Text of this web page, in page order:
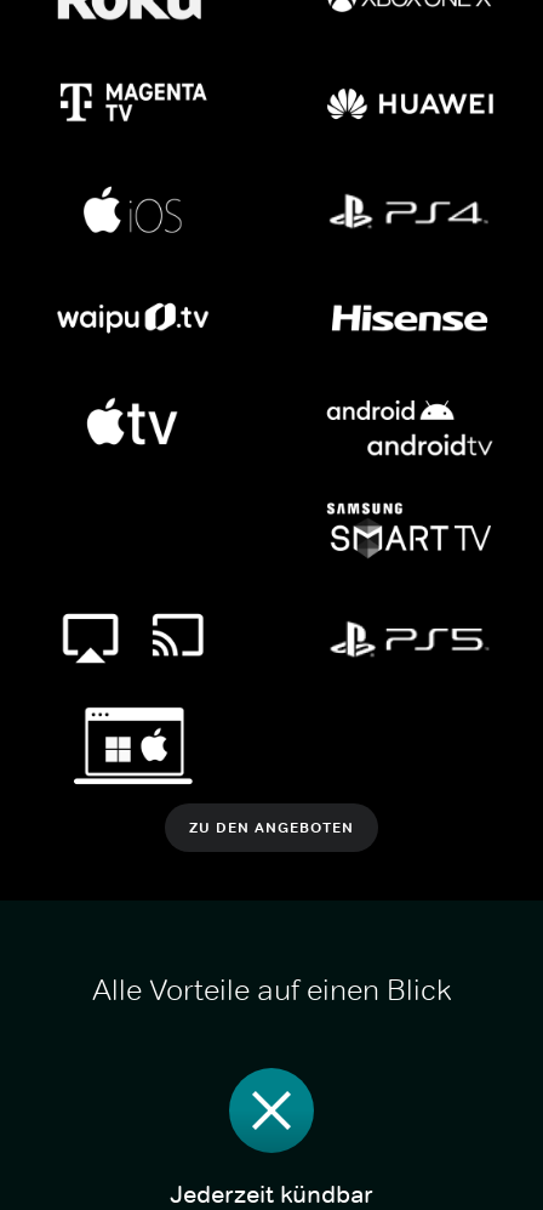
ZU DEN ANGEBOTEN
Alle Vorteile auf einen Blick
Jederzeit kündbar